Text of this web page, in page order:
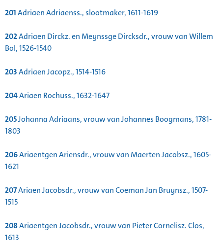
201Adriaen Adriaenss., slootmaker, 1611-1619
202Adriaen Dirckz. en Meynssge Dircksdr., vrouw van Willem
Bol, 1526-1540
203Adriaen Jacopz., 1514-1516
204Ariaen Rochuss., 1632-1647
205Johanna Adriaans, vrouw van Johannes Boogmans, 1781-
1803
206Ariaentgen Ariensdr., vrouw van Maerten Jacobsz., 1605-
1621
207Ariaen Jacobsdr., vrouw van Coeman Jan Bruynsz., 1507-
1515
208Ariaentgen Jacobsdr., vrouw van Pieter Cornelisz. Clos,
1613